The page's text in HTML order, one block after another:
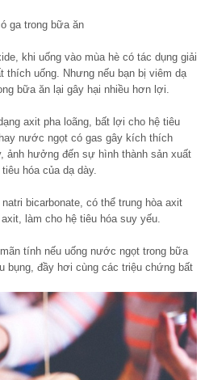
ga trong bữa ăn
khi uống vào mùa hè có tác dụng giải
uống. Nhưng nếu bạn bị viêm dạ
bữa ăn lại gây hại nhiều hơn lợi.
axit pha loãng, bất lợi cho hệ tiêu
nước ngọt có gas gây kích thích
ảnh hưởng đến sự hình thành sản xuất
hóa của dạ dày.
bicarbonate, có thể trung hòa axit
làm cho hệ tiêu hóa suy yếu.
tính nếu uống nước ngọt trong bữa
bụng, đầy hơi cùng các triệu chứng bất